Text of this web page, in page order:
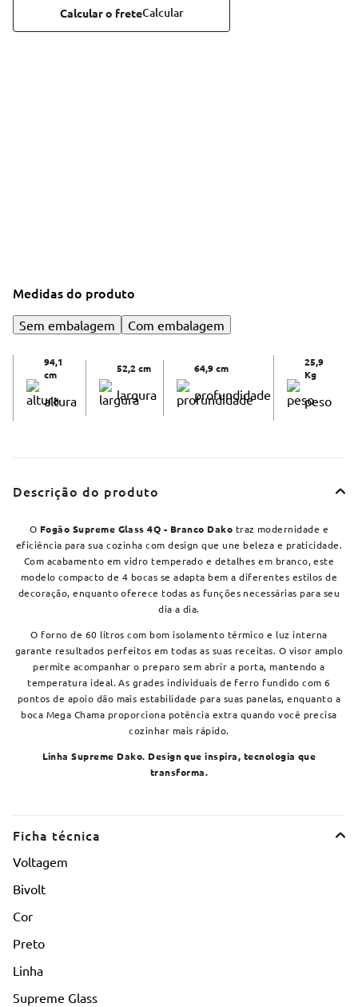
Calcular o frete
Medidas do produto
Sem embalagem Com embalagem
94,1
cm
altura
52,2 cm
largura
64,9 cm
profundidade
25,9
Kg
peso
Descrição do produto
O Fogão Supreme Glass 4Q - Branco Dako traz modernidade e
eficiência para sua cozinha com design que une beleza e praticidade.
Com acabamento em vidro temperado e detalhes em branco, este
modelo compacto de 4 bocas se adapta bem a diferentes estilos de
decoração, enquanto oferece todas as funções necessárias para seu
dia a dia.
O forno de 60 litros com bom isolamento térmico e luz interna
garante resultados perfeitos em todas as suas receitas. O visor amplo
permite acompanhar o preparo sem abrir a porta, mantendo a
temperatura ideal. As grades individuais de ferro fundido com 6
pontos de apoio dão mais estabilidade para suas panelas, enquanto a
boca Mega Chama proporciona potência extra quando você precisa
cozinhar mais rápido.
Linha Supreme Dako. Design que inspira, tecnologia que
transforma.
Ficha técnica
Voltagem
Bivolt
Cor
Preto
Linha
Supreme Glass